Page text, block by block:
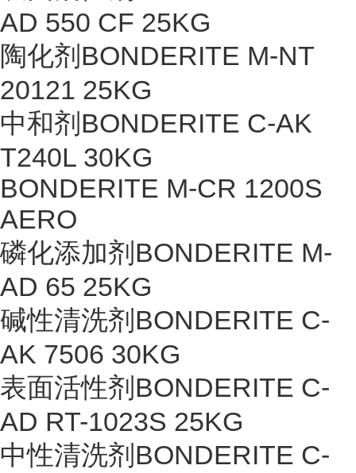
AD 550 CF 25KG
陶化剂BONDERITE M-NT
20121 25KG
中和剂BONDERITE C-AK
T240L 30KG
BONDERITE M-CR 1200S
AERO
磷化添加剂BONDERITE M-
AD 65 25KG
碱性清洗剂BONDERITE C-
AK 7506 30KG
表面活性剂BONDERITE C-
AD RT-1023S 25KG
中性清洗剂BONDERITE C-